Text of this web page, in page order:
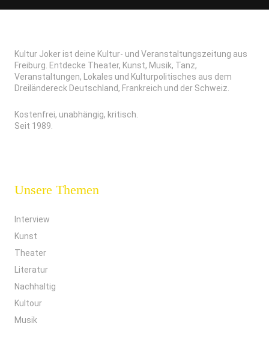
Kultur Joker ist deine Kultur- und Veranstaltungszeitung aus
Freiburg. Entdecke Theater, Kunst, Musik, Tanz,
Veranstaltungen, Lokales und Kulturpolitisches aus dem
Dreiländereck Deutschland, Frankreich und der Schweiz.
Kostenfrei, unabhängig, kritisch.
Seit 1989.
Unsere Themen
Interview
Kunst
Theater
Literatur
Nachhaltig
Kultour
Musik